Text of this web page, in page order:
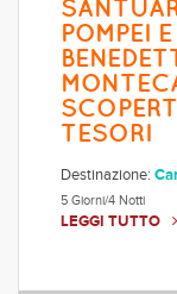
POMPEI
TESORI
Destinazione:
5 Giorni/4 Notti
LEGGI TUTTO